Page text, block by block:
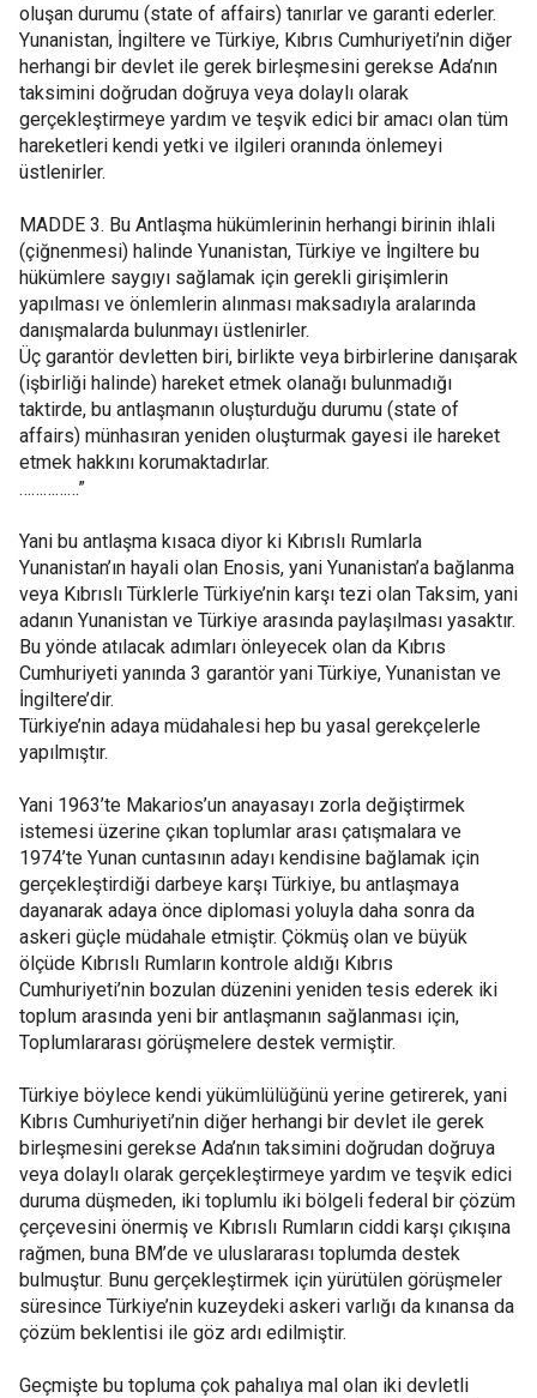
oluşan durumu (state of affairs) tanırlar ve garanti ederler.
Yunanistan, İngiltere ve Türkiye, Kıbrıs Cumhuriyeti’nin diğer
herhangi bir devlet ile gerek birleşmesini gerekse Ada’nın
taksimini doğrudan doğruya veya dolaylı olarak
gerçekleştirmeye yardım ve teşvik edici bir amacı olan tüm
hareketleri kendi yetki ve ilgileri oranında önlemeyi
üstlenirler.
MADDE 3. Bu Antlaşma hükümlerinin herhangi birinin ihlali
(çiğnenmesi) halinde Yunanistan, Türkiye ve İngiltere bu
hükümlere saygıyı sağlamak için gerekli girişimlerin
yapılması ve önlemlerin alınması maksadıyla aralarında
danışmalarda bulunmayı üstlenirler.
Üç garantör devletten biri, birlikte veya birbirlerine danışarak
(işbirliği halinde) hareket etmek olanağı bulunmadığı
taktirde, bu antlaşmanın oluşturduğu durumu (state of
affairs) münhasıran yeniden oluşturmak gayesi ile hareket
etmek hakkını korumaktadırlar.
……………”
Yani bu antlaşma kısaca diyor ki Kıbrıslı Rumlarla
Yunanistan’ın hayali olan Enosis, yani Yunanistan’a bağlanma
veya Kıbrıslı Türklerle Türkiye’nin karşı tezi olan Taksim, yani
adanın Yunanistan ve Türkiye arasında paylaşılması yasaktır.
Bu yönde atılacak adımları önleyecek olan da Kıbrıs
Cumhuriyeti yanında 3 garantör yani Türkiye, Yunanistan ve
İngiltere’dir.
Türkiye’nin adaya müdahalesi hep bu yasal gerekçelerle
yapılmıştır.
Yani 1963’te Makarios’un anayasayı zorla değiştirmek
istemesi üzerine çıkan toplumlar arası çatışmalara ve
1974’te Yunan cuntasının adayı kendisine bağlamak için
gerçekleştirdiği darbeye karşı Türkiye, bu antlaşmaya
dayanarak adaya önce diplomasi yoluyla daha sonra da
askeri güçle müdahale etmiştir. Çökmüş olan ve büyük
ölçüde Kıbrıslı Rumların kontrole aldığı Kıbrıs
Cumhuriyeti’nin bozulan düzenini yeniden tesis ederek iki
toplum arasında yeni bir antlaşmanın sağlanması için,
Toplumlararası görüşmelere destek vermiştir.
Türkiye böylece kendi yükümlülüğünü yerine getirerek, yani
Kıbrıs Cumhuriyeti’nin diğer herhangi bir devlet ile gerek
birleşmesini gerekse Ada’nın taksimini doğrudan doğruya
veya dolaylı olarak gerçekleştirmeye yardım ve teşvik edici
duruma düşmeden, iki toplumlu iki bölgeli federal bir çözüm
çerçevesini önermiş ve Kıbrıslı Rumların ciddi karşı çıkışına
rağmen, buna BM’de ve uluslararası toplumda destek
bulmuştur. Bunu gerçekleştirmek için yürütülen görüşmeler
süresince Türkiye’nin kuzeydeki askeri varlığı da kınansa da
çözüm beklentisi ile göz ardı edilmiştir.
Geçmişte bu topluma çok pahalıya mal olan iki devletli